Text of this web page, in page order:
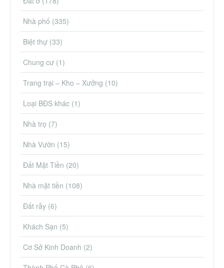
Nhà phố (335)
Biệt thự (33)
Chung cư (1)
Trang trại – Kho – Xưởng (10)
Loại BĐS khác (1)
Nhà trọ (7)
Nhà Vườn (15)
Đất Mặt Tiền (20)
Nhà mặt tiền (108)
Đất rẫy (6)
Khách Sạn (5)
Cơ Sở Kinh Doanh (2)